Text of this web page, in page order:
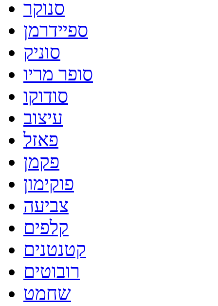
סנוקר
ספיידרמן
סוניק
סופר מריו
סודוקו
עיצוב
פאזל
פקמן
פוקימון
צביעה
קלפים
קטנטנים
רובוטים
שחמט